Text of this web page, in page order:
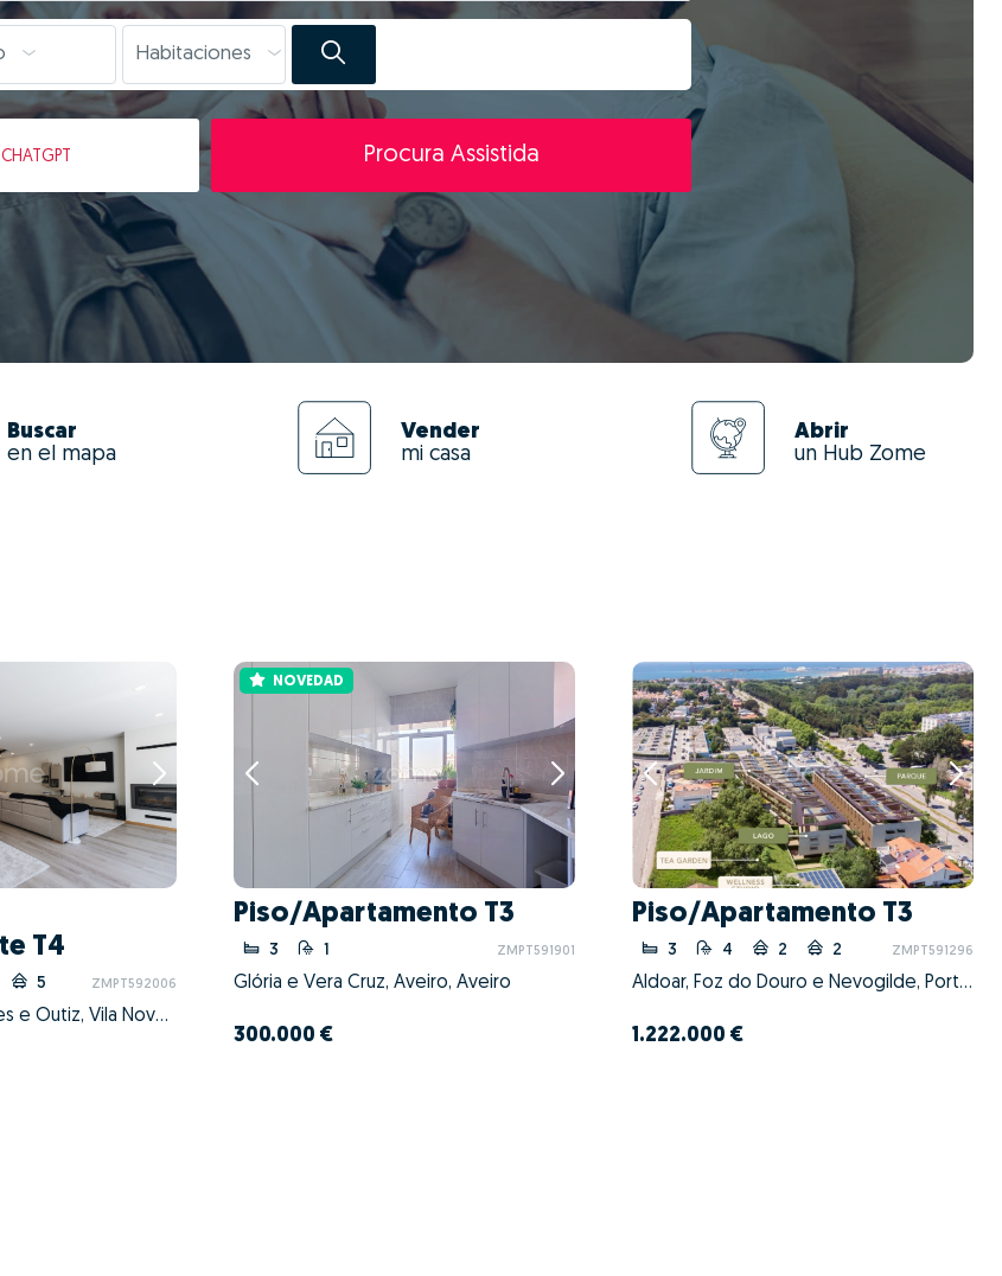
Habitaciones
Procura Assistida
Buscar
en el mapa
Vender
mi casa
Abrir
un Hub Zome
T4
5 ZMPT592006
Gondifelos, Cavalões e Outiz, Vila Nova de Famalicão, Braga
NOVEDAD
Piso/Apartamento T3
3 1 ZMPT591901
Glória e Vera Cruz, Aveiro, Aveiro
300.000 €
Piso/Apartamento T3
3 4 2 2 ZMPT591296
Aldoar, Foz do Douro e Nevogilde, Porto, Porto
1.222.000 €